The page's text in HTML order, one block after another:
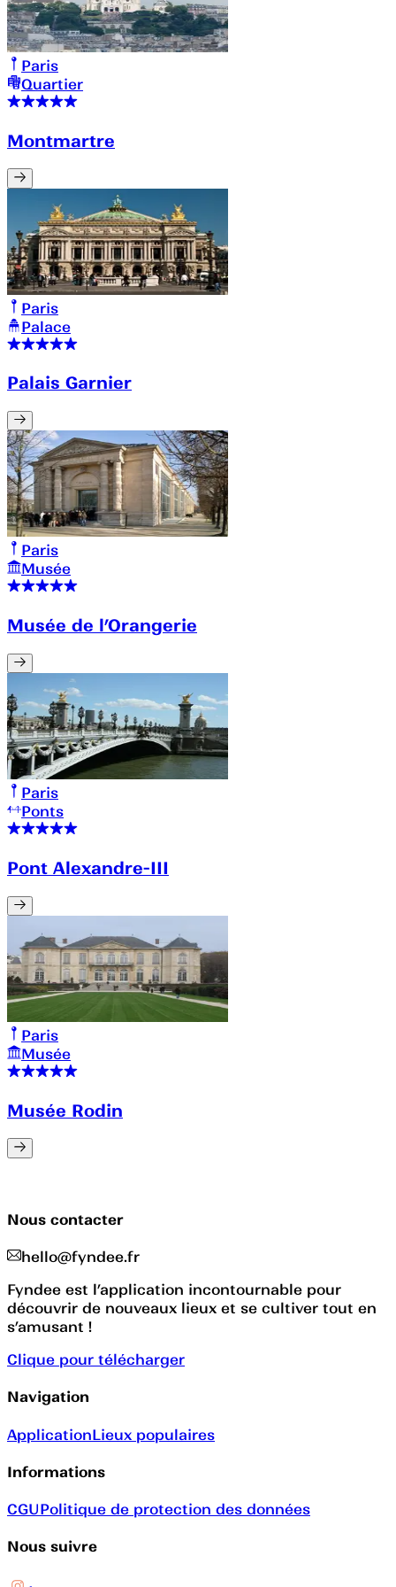
Paris
Quartier
Montmartre
Paris
Palace
Palais Garnier
Paris
Musée
Musée de l’Orangerie
Paris
Ponts
Pont Alexandre-III
Paris
Musée
Musée Rodin
Nous contacter
hello@fyndee.fr
Fyndee est l’application incontournable pour
découvrir de nouveaux lieux et se cultiver tout en
s’amusant !
Clique pour télécharger
Navigation
ApplicationLieux populaires
Informations
CGUPolitique de protection des données
Nous suivre